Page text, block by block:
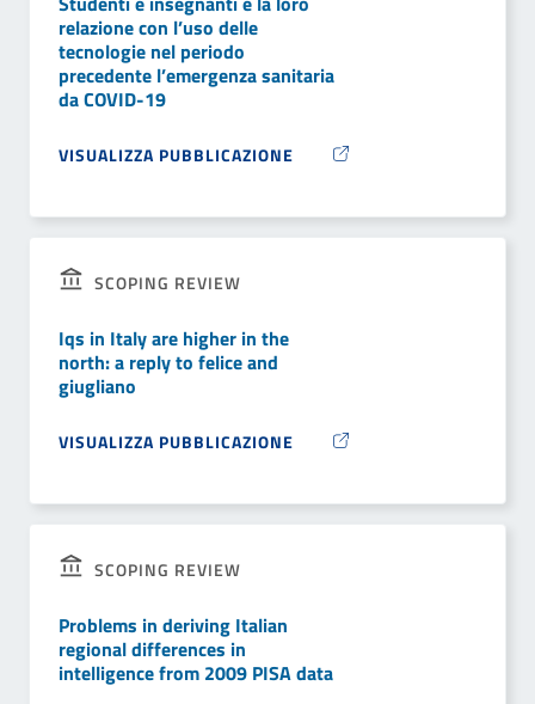
relazione con l’uso delle
tecnologie nel periodo
precedente l’emergenza sanitaria
da COVID-19
VISUALIZZA PUBBLICAZIONE
SCOPING REVIEW
Iqs in Italy are higher in the
north: a reply to felice and
giugliano
VISUALIZZA PUBBLICAZIONE
SCOPING REVIEW
Problems in deriving Italian
regional differences in
intelligence from 2009 PISA data